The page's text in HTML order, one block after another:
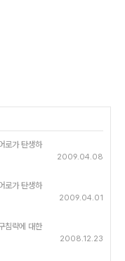
로가 탄생하
2009.04.08
로가 탄생하
2009.04.01
침략에 대한
2008.12.23